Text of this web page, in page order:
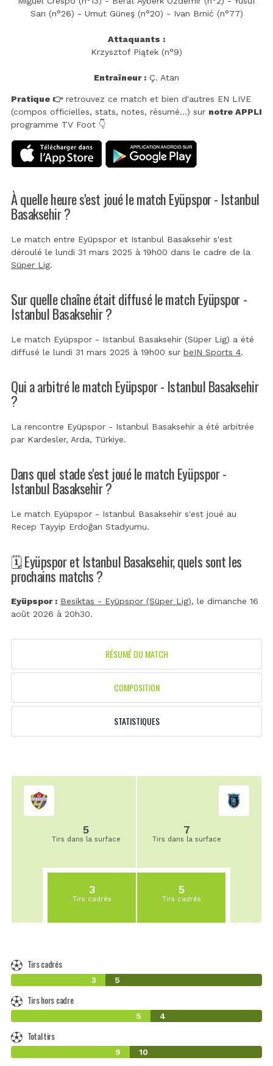
Sarı (n°26) - Umut Güneş (n°20) - Ivan Brnić (n°77)
Attaquants :
Krzysztof Piątek (n°9)
Entraîneur : Ç. Atan
Pratique 👉retrouvez ce match et bien d'autres EN LIVE
(compos officielles, stats, notes, résumé...) sur notre APPLI
programme TV Foot 👇
À quelle heure s'est joué le match Eyüpspor - Istanbul
Basaksehir ?
Le match entre Eyüpspor et Istanbul Basaksehir s'est
déroulé le lundi 31 mars 2025 à 19h00 dans le cadre de la
Süper Lig.
Sur quelle chaîne était diffusé le match Eyüpspor -
Istanbul Basaksehir ?
Le match Eyüpspor - Istanbul Basaksehir (Süper Lig) a été
diffusé le lundi 31 mars 2025 à 19h00 sur beIN Sports 4.
Qui a arbitré le match Eyüpspor - Istanbul Basaksehir
?
La rencontre Eyüpspor - Istanbul Basaksehir a été arbitrée
par Kardesler, Arda, Türkiye.
Dans quel stade s'est joué le match Eyüpspor -
Istanbul Basaksehir ?
Le match Eyüpspor - Istanbul Basaksehir s'est joué au
Recep Tayyip Erdoğan Stadyumu.
🗓️ Eyüpspor et Istanbul Basaksehir, quels sont les
prochains matchs ?
Eyüpspor : Besiktas - Eyüpspor (Süper Lig), le dimanche 16
août 2026 à 20h30.
RÉSUMÉ DU MATCH
COMPOSITION
STATISTIQUES
5
Tirs dans la surface
3
Tirs cadrés
7
Tirs dans la surface
5
Tirs cadrés
Tirs cadrés
3 5
Tirs hors cadre
5 4
Total tirs
9 10